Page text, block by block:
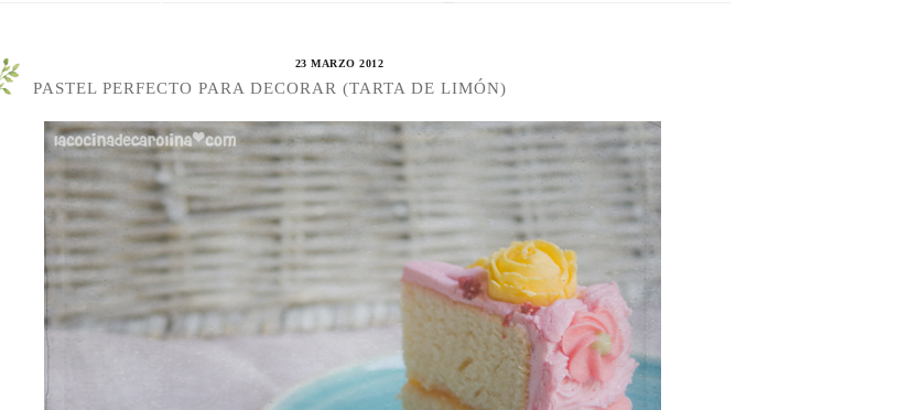
23 MARZO 2012
PASTEL PERFECTO PARA DECORAR (TARTA DE LIMÓN)